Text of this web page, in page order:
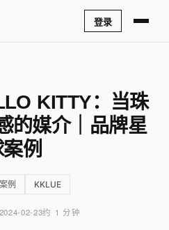
登录
KITTY：当珠
的媒介｜品牌星
例
例 KKLUE
2024-02-23约 1 分钟